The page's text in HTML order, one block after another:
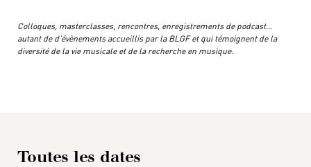
Colloques, masterclasses, rencontres, enregistrements de podcast…
autant de d’évènements accueillis par la BLGF et qui témoignent de la
diversité de la vie musicale et de la recherche en musique.
Toutes les dates